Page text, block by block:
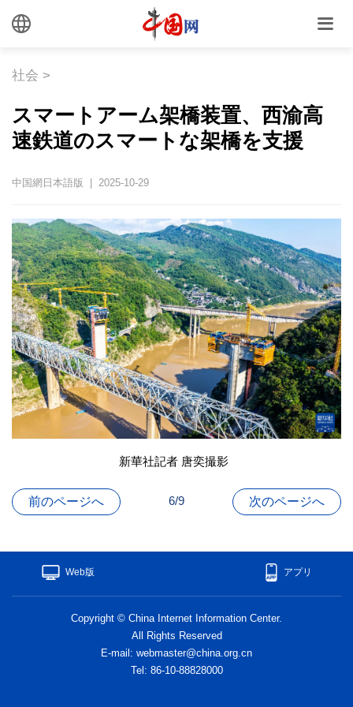
社会 >
スマートアーム架橋装置、西渝高
速鉄道のスマートな架橋を支援
中国網日本語版 | 2025-10-29
新華社記者 唐奕撮影
前のページへ 6/9 次のページへ
Web版 アプリ
Copyright © China Internet Information Center.
All Rights Reserved
E-mail: webmaster@china.org.cn
Tel: 86-10-88828000